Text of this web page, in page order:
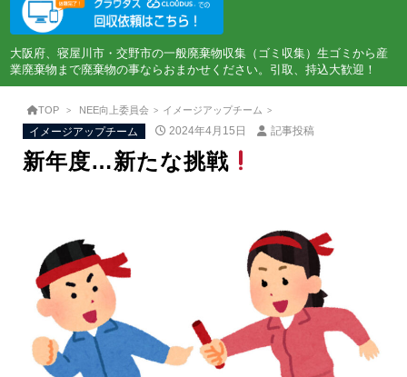
大阪府、寝屋川市・交野市の一般廃棄物収集（ゴミ収集）生ゴミから産
業廃棄物まで廃棄物の事ならおまかせください。引取、持込大歓迎！
TOP NEE向上委員会 イメージアップチーム
イメージアップチーム 2024年4月15日 記事投稿
新年度…新たな挑戦